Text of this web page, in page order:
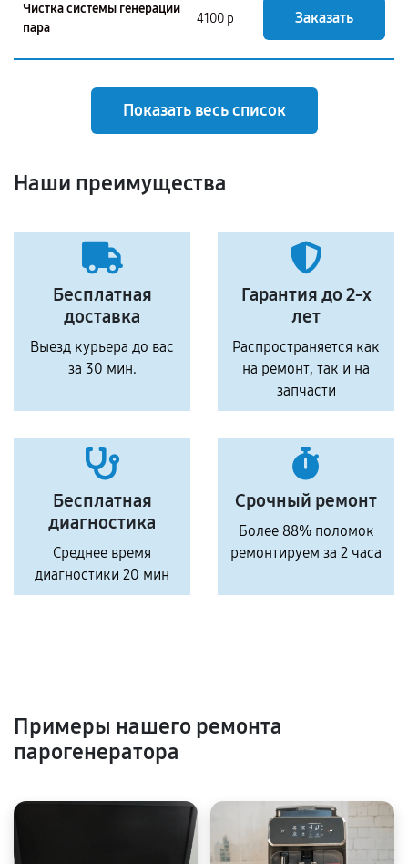
Чистка системы генерации
пара
4100 р Заказать
Показать весь список
Наши преимущества
Бесплатная
доставка
Выезд курьера до вас
за 30 мин.
Гарантия до 2-х
лет
Распространяется как
на ремонт, так и на
запчасти
Бесплатная
диагностика
Среднее время
диагностики 20 мин
Срочный ремонт
Более 88% поломок
ремонтируем за 2 часа
Примеры нашего ремонта
парогенератора